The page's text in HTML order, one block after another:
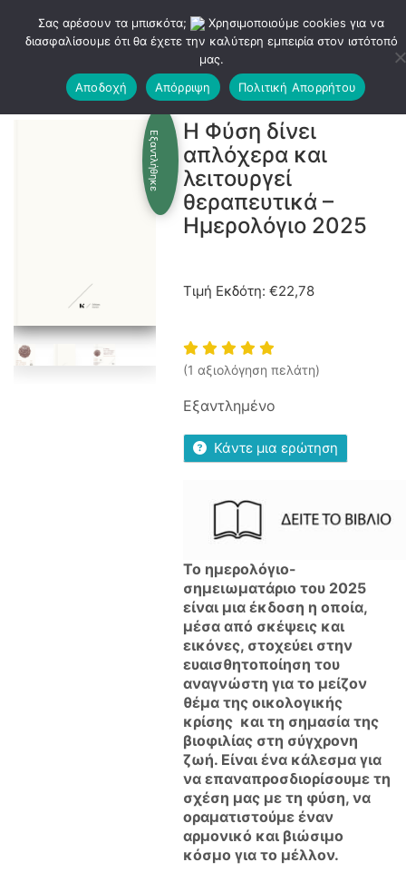
Εξαντλήθηκε
Η Φύση δίνει
απλόχερα και
λειτουργεί
θεραπευτικά –
Ημερολόγιο 2025
Τιμή Εκδότη: €22,78
(1 αξιολόγηση πελάτη)
Εξαντλημένο
Κάντε μια ερώτηση
Το ημερολόγιο-
σημειωματάριο του 2025
είναι μια έκδοση η οποία,
μέσα από σκέψεις και
εικόνες, στοχεύει στην
ευαισθητοποίηση του
αναγνώστη για το μείζον
θέμα της οικολογικής
κρίσης και τη σημασία της
βιοφιλίας στη σύγχρονη
ζωή. Είναι ένα κάλεσμα για
να επαναπροσδιορίσουμε τη
σχέση μας με τη φύση, να
οραματιστούμε έναν
αρμονικό και βιώσιμο
κόσμο για το μέλλον.
Σας αρέσουν τα μπισκότα;
Χρησιμοποιούμε cookies για να
διασφαλίσουμε ότι θα έχετε την καλύτερη εμπειρία στον ιστότοπό
μας.
Αποδοχή
Απόρριψη Πολιτική Απορρήτου